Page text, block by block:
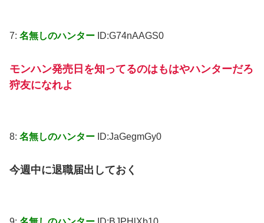
7: 名無しのハンター ID:G74nAAGS0
モンハン発売日を知ってるのはもはやハンターだろ
狩友になれよ
8: 名無しのハンター ID:JaGegmGy0
今週中に退職届出しておく